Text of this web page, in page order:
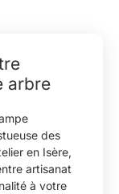
arbre
des
en Isère,
artisanat
à votre